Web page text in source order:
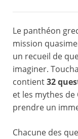
Le panthéon
mission
un recueil de
imaginer.
contient32
et les mythes
prendre un
Chacune des